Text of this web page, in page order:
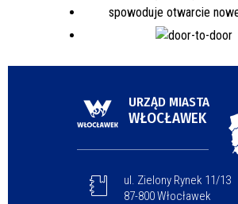
URZĄD MIASTA
WŁOCŁAWEK
ul. Zielony Rynek 11/13
87-800 Włocławek